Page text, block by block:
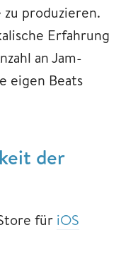
produzieren.
Erfahrung
an Jam-
eigen Beats
der
für iOS